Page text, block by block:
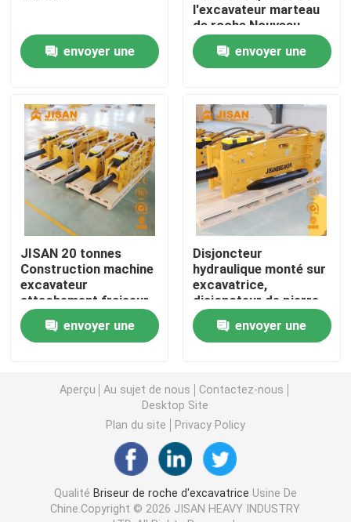
Company News
Briseur de roche d'excavatrice
briseur hydraulique de roche
Briseur de roche de marteau
Excavatrice Mounted Pile Hammer
Cisaillements en métal d'excavatrice
Broyeur de béton d'excavatrice
Le rondin hydraulique attaquent
Grippage de roche d'excavatrice
envoyer une
l'excavateur marteau
de roche Nouveau
bâtiment de
l'exploitation minière
de la roche de rupture
de châssis
envoyer une
JISAN 20 tonnes
Construction machine
excavateur
attachement fraiseur
hydraulique marteau
avec moteur de base
haute puissance
envoyer une
Disjoncteur
hydraulique monté sur
excavatrice,
disjoncteur de pierre
envoyer une
Aperçu Au sujet de nous
Contactez-nous
Desktop Site
Plan du site
Privacy Policy
Qualité Briseur de roche d'excavatrice Usine De
Chine.Copyright © 2026 JISAN HEAVY INDUSTRY